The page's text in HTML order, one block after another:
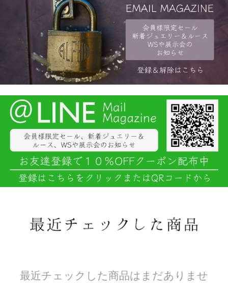
最近チェックした商品はまだありませ